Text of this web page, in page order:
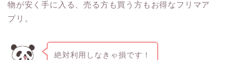
物が安く手に入る、売る方も買う方もお得なフリマア
プリ。
絶対利用しなきゃ損です！